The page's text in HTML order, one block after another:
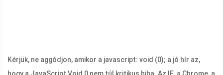
Kérjük, ne aggódjon, amikor a javascript: void (0); a jó hír az,